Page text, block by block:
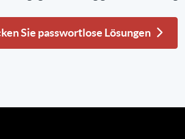
Sie passwortlose Lösungen